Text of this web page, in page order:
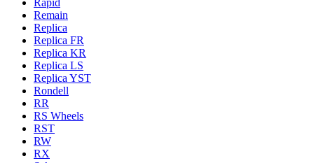
Remain
Replica
Replica FR
Replica KR
Replica LS
Replica YST
Rondell
RR
RS Wheels
RST
RW
RX